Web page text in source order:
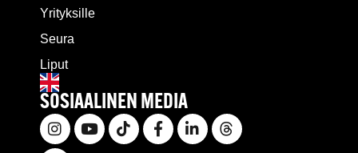
Yrityksille
Seura
Liput
SOSIAALINEN MEDIA